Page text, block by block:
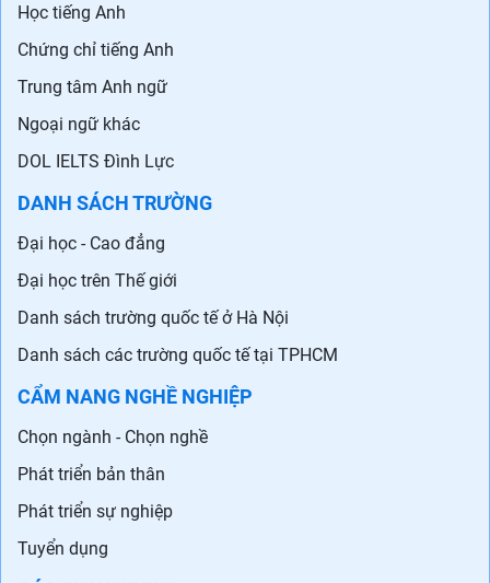
Học tiếng Anh
Chứng chỉ tiếng Anh
Trung tâm Anh ngữ
Ngoại ngữ khác
DOL IELTS Đình Lực
DANH SÁCH TRƯỜNG
Đại học - Cao đẳng
Đại học trên Thế giới
Danh sách trường quốc tế ở Hà Nội
Danh sách các trường quốc tế tại TPHCM
CẨM NANG NGHỀ NGHIỆP
Chọn ngành - Chọn nghề
Phát triển bản thân
Phát triển sự nghiệp
Tuyển dụng